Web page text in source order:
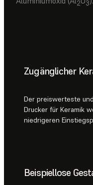
2 3
Zugänglicher
Der preiswerteste
Drucker für Keramik
niedrigeren
Beispiellose